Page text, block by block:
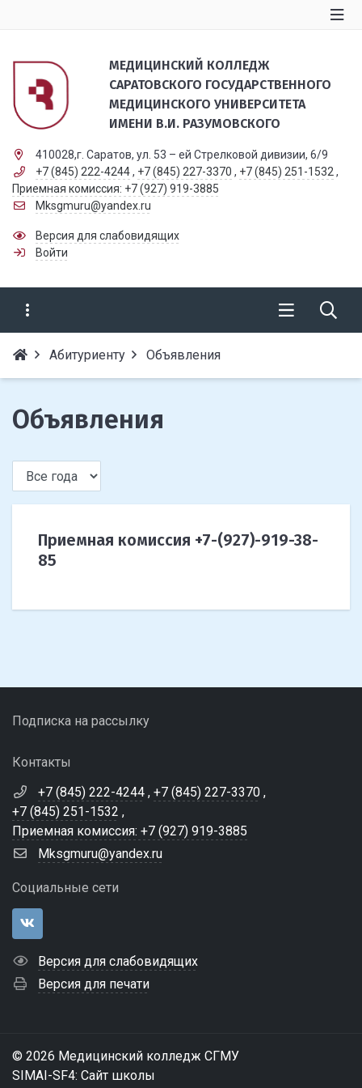
МЕДИЦИНСКИЙ КОЛЛЕДЖ
САРАТОВСКОГО ГОСУДАРСТВЕННОГО
МЕДИЦИНСКОГО УНИВЕРСИТЕТА
ИМЕНИ В.И. РАЗУМОВСКОГО
410028,г. Саратов, ул. 53 – ей Стрелковой дивизии, 6/9
+7 (845) 222-4244 , +7 (845) 227-3370 , +7 (845) 251-1532 ,
Приемная комиссия: +7 (927) 919-3885
Mksgmuru@yandex.ru
Версия для слабовидящих
Войти
Абитуриенту Объявления
Объявления
Приемная комиссия +7-(927)-919-38-
85
Подписка на рассылку
Контакты
+7 (845) 222-4244 , +7 (845) 227-3370 ,
+7 (845) 251-1532 ,
Приемная комиссия: +7 (927) 919-3885
Mksgmuru@yandex.ru
Социальные сети
Версия для слабовидящих
Версия для печати
© 2026 Медицинский колледж СГМУ
SIMAI-SF4: Сайт школы